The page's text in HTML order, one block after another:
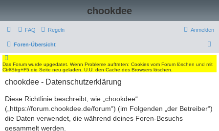
chookdee
FAQ Regeln Anmelden
Foren-Übersicht
u
Das Forum wurde upgedatet. Wenn Probleme auftreten: Cookies vom Forum löschen und mit
Ctrl/Strg+F5 die Seite neu geladen. U.U. den Cache des Browsers löschen.
chookdee - Datenschutzerklärung
Diese Richtlinie beschreibt, wie „chookdee“
(„https://forum.chookdee.de/forum“) (im Folgenden „der Betreiber“)
die Daten verwendet, die während deines Foren-Besuchs
gesammelt werden.